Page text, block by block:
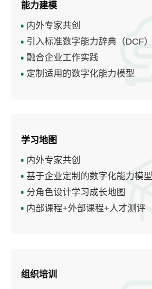
能力建模
内外专家共创
引入标准数字能力辞典（DCF）
融合企业工作实践
定制适用的数字化能力模型
学习地图
内外专家共创
基于企业定制的数字化能力模型
分角色设计学习成长地图
内部课程+外部课程+人才测评
组织培训